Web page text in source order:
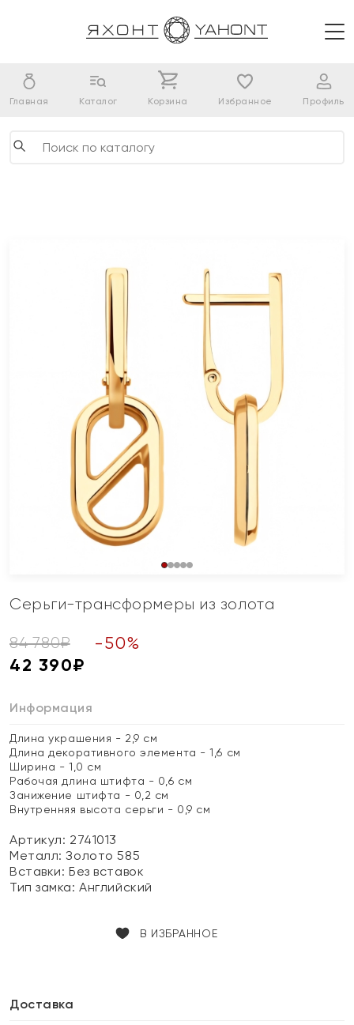
Главная Каталог Корзина Избранное Профиль
Серьги-трансформеры из золота
84 780₽ -50%
42 390₽
Информация
Длина украшения - 2,9 см
Длина декоративного элемента - 1,6 см
Ширина - 1,0 см
Рабочая длина штифта - 0,6 см
Занижение штифта - 0,2 см
Внутренняя высота серьги - 0,9 см
Артикул: 2741013
Металл:Золото 585
Вставки:Без вставок
Тип замка:Английский
В ИЗБРАННОЕ
Доставка